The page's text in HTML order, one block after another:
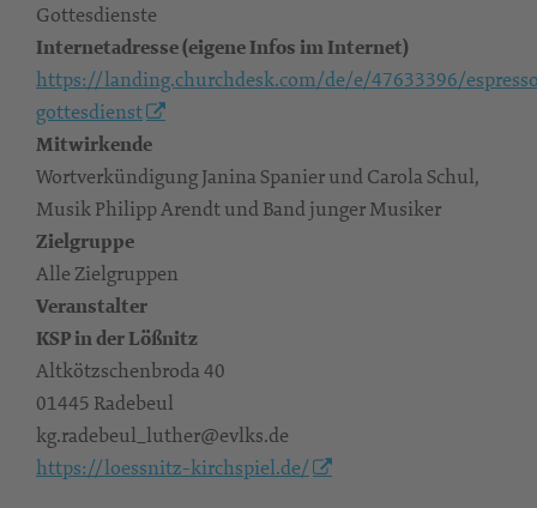
Gottesdienste
Internetadresse (eigene Infos im Internet)
https://landing.churchdesk.com/de/e/47633396/
gottesdienst
Mitwirkende
Wortverkündigung Janina Spanier und Carola Schul,
Musik Philipp Arendt und Band junger Musiker
Zielgruppe
Alle Zielgruppen
Veranstalter
KSP in der Lößnitz
Altkötzschenbroda 40
01445 Radebeul
kg.radebeul_luther@evlks.de
https://loessnitz-kirchspiel.de/